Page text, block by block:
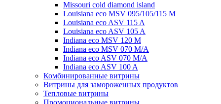
Missouri cold diamond island
Louisiana eco MSV 095/105/115 M
Louisiana eco ASV 115 A
Louisiana eco ASV 105 A
Indiana eco MSV 120 M
Indiana eco MSV 070 M/A
Indiana eco ASV 070 M/A
Indiana eco ASV 100 A
Комбинированные витрины
Витрины для замороженных продуктов
Тепловые витрины
Промоциональные витрины